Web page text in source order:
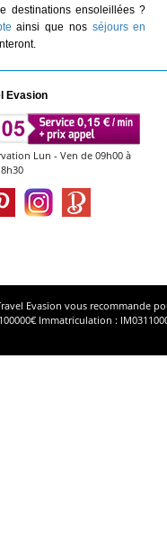
destinations ensoleillées ?
ainsi que nos séjours en
Evasion
Lun - Ven de 09h00 à
Evasion vous recommande
Immatriculation :